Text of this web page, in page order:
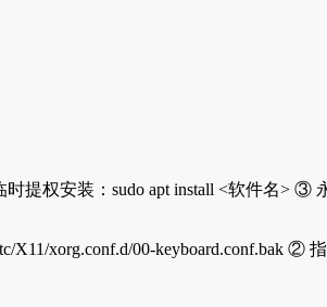
权安装：sudo apt install <软件名> ③
xorg.conf.d/00-keyboard.conf.bak ②